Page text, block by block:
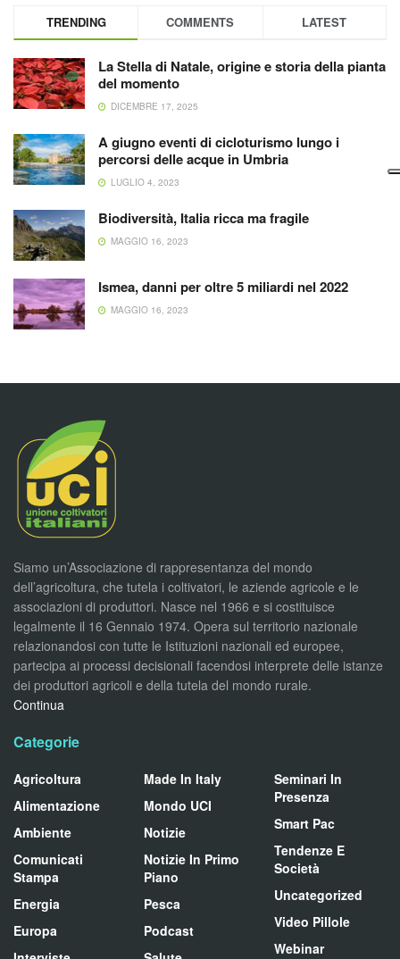
TRENDING COMMENTS LATEST
La Stella di Natale, origine e storia della pianta
del momento
DICEMBRE 17, 2025
A giugno eventi di cicloturismo lungo i
percorsi delle acque in Umbria
LUGLIO 4, 2023
Biodiversità, Italia ricca ma fragile
MAGGIO 16, 2023
Ismea, danni per oltre 5 miliardi nel 2022
MAGGIO 16, 2023
Siamo un’Associazione di rappresentanza del mondo
dell’agricoltura, che tutela i coltivatori, le aziende agricole e le
associazioni di produttori. Nasce nel 1966 e si costituisce
legalmente il 16 Gennaio 1974. Opera sul territorio nazionale
relazionandosi con tutte le Istituzioni nazionali ed europee,
partecipa ai processi decisionali facendosi interprete delle istanze
dei produttori agricoli e della tutela del mondo rurale.
Continua
Categorie
Agricoltura
Alimentazione
Ambiente
Comunicati
Stampa
Energia
Europa
Made In Italy
Mondo UCI
Notizie
Notizie In Primo
Piano
Pesca
Podcast
Seminari In
Presenza
Smart Pac
Tendenze E
Società
Uncategorized
Video Pillole
Webinar